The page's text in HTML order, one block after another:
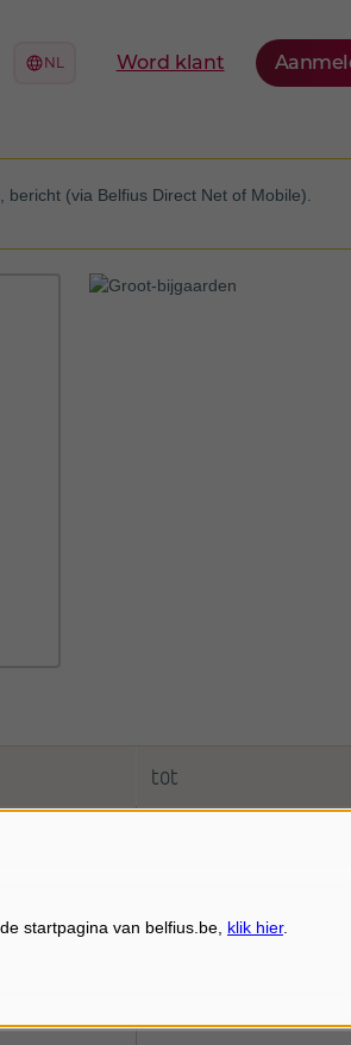
, bericht (via Belfius Direct Net of Mobile).
tot